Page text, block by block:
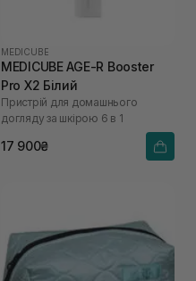
MEDICUBE
MEDICUBE AGE-R Booster
Pro X2 Білий
Пристрій для домашнього
догляду за шкірою 6 в 1
17 900₴